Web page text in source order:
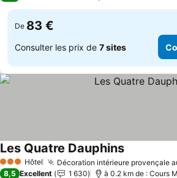
De 83 €
Consulter les prix de 7 sites
3 ÉtoilesHôtel Décoration intérieure provençale
Les Quatre Dauphins
8,5 Excellent 1 630 à 0.2 km de : Cours